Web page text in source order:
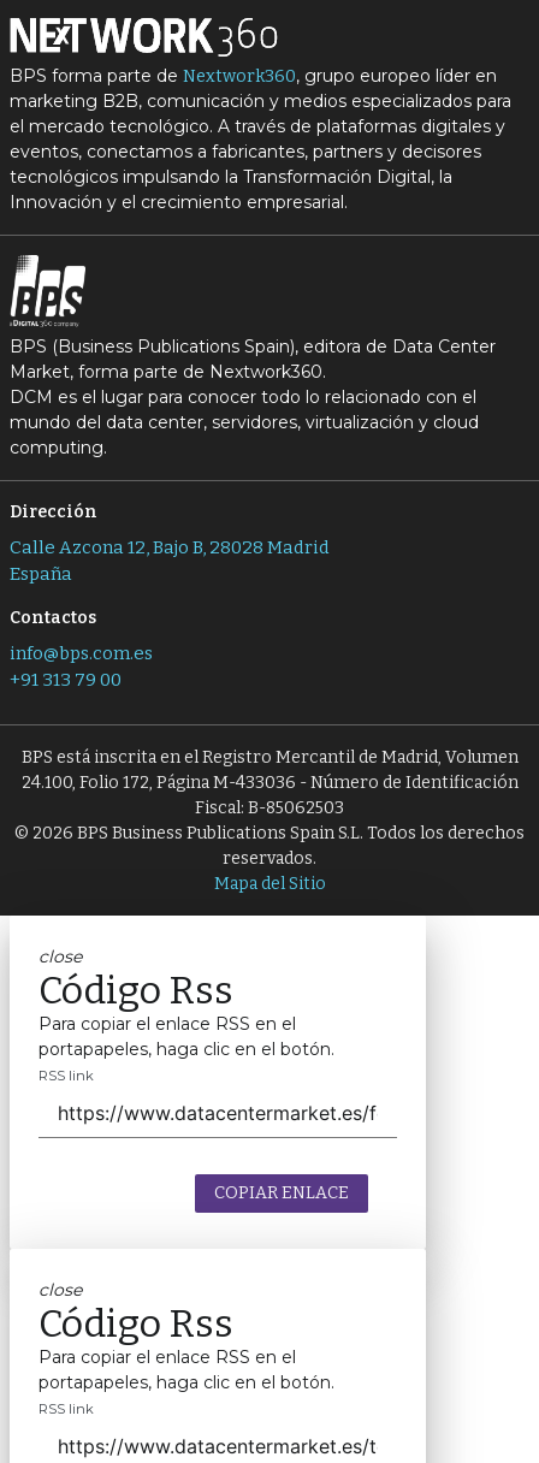
BPS forma parte de Nextwork360, grupo europeo líder en
marketing B2B, comunicación y medios especializados para
el mercado tecnológico. A través de plataformas digitales y
eventos, conectamos a fabricantes, partners y decisores
tecnológicos impulsando la Transformación Digital, la
Innovación y el crecimiento empresarial.
BPS (Business Publications Spain), editora de Data Center
Market, forma parte de Nextwork360.
DCM es el lugar para conocer todo lo relacionado con el
mundo del data center, servidores, virtualización y cloud
computing.
Dirección
Calle Azcona 12, Bajo B, 28028 Madrid
España
Contactos
info@bps.com.es
+91 313 79 00
BPS está inscrita en el Registro Mercantil de Madrid, Volumen
24.100, Folio 172, Página M-433036 - Número de Identificación
Fiscal: B-85062503
© 2026 BPS Business Publications Spain S.L. Todos los derechos
reservados.
Mapa del Sitio
close
Código Rss
Para copiar el enlace RSS en el
portapapeles, haga clic en el botón.
RSS link
COPIAR ENLACE
close
Código Rss
Para copiar el enlace RSS en el
portapapeles, haga clic en el botón.
RSS link